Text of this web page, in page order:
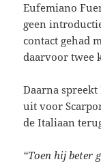
Eufemiano
geen
contact gehad
daarvoor twee
Daarna
uit voor
de Italiaan
“Toen hij beter